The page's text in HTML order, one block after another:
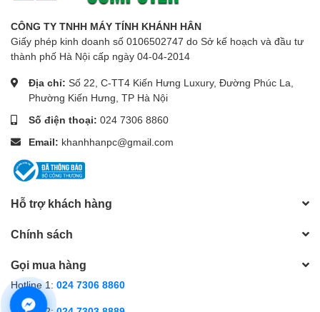
CÔNG TY TNHH MÁY TÍNH KHÁNH HÂN
Giấy phép kinh doanh số 0106502747 do Sở kế hoạch và đầu tư
thành phố Hà Nội cấp ngày 04-04-2014
Địa chỉ: Số 22, C-TT4 Kiến Hưng Luxury, Đường Phúc La,
Phường Kiến Hưng, TP Hà Nội
Số điện thoại: 024 7306 8860
Email: khanhhanpc@gmail.com
Hỗ trợ khách hàng
Chính sách
Gọi mua hàng
Hotline 1: 024 7306 8860